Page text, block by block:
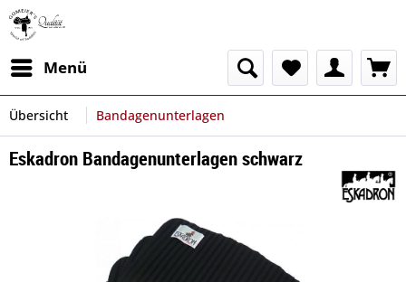
Menü
Übersicht Bandagenunterlagen
Eskadron Bandagenunterlagen schwarz